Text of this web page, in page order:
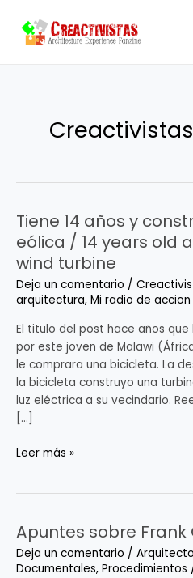
contenido
Creactivistas
Tiene 14 años y
eólica / 14 years old
wind turbine
Deja un comentario /
arquitectura, Mi radio de accion
El titulo del post hace años
por este joven de Malawi
le comprara una bicicleta. La
la bicicleta construyo una
luz eléctrica a su vecindario.
[…]
Tiene
14
años
y
construye
una
turbina
eólica
/
14
years
old
and
Leer más »
Apuntes sobre Frank
Deja un comentario /
Documentales, Procedimientos
Apuntes
sobre
Frank